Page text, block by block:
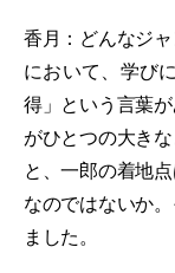
香月：どんなジ
において、学び
得」という言葉
がひとつの大き
と、一郎の着地
なのではないか
ました。